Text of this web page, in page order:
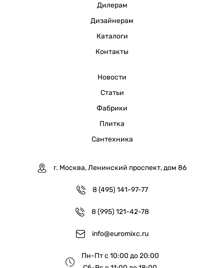
Дилерам
Дизайнерам
Каталоги
Контакты
Новости
Статьи
Фабрики
Плитка
Сантехника
г. Москва, Ленинский проспект, дом 86
8 (495) 141-97-77
8 (995) 121-42-78
info@euromixc.ru
Пн-Пт с 10:00 до 20:00